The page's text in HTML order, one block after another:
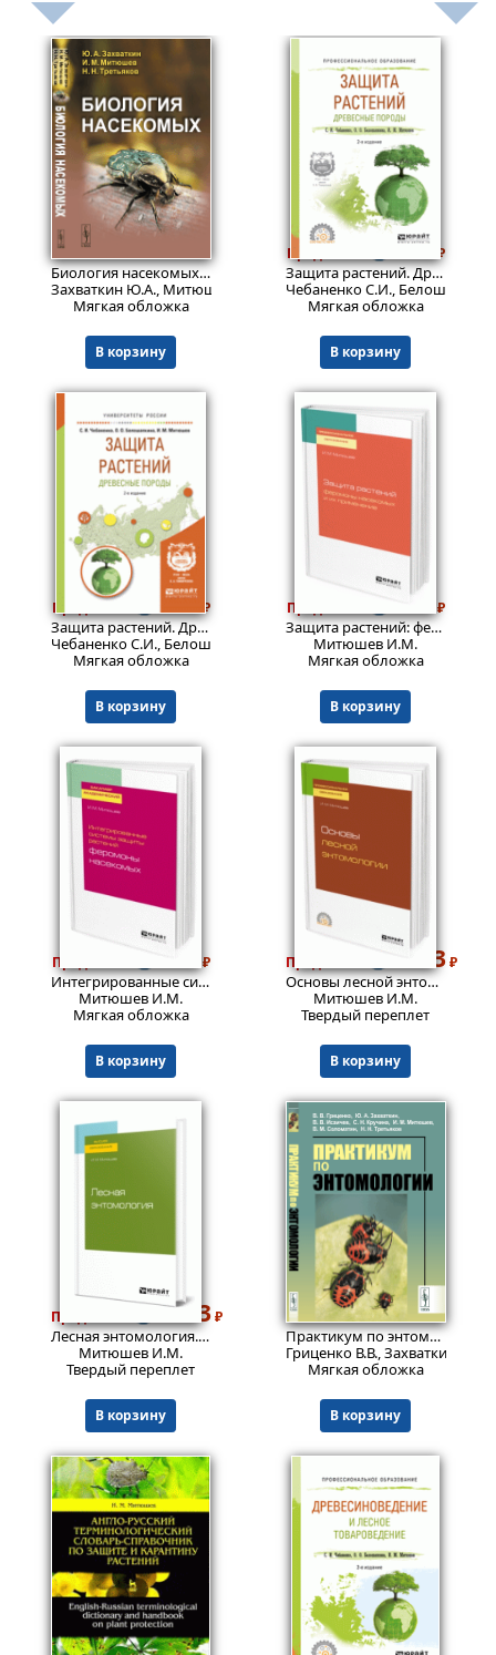
Биология насекомых.Изд. стереотип.
Захваткин Ю.А., Митюшев И.М., Третьяков Н.Н.
Мягкая обложка
В корзину
Пред.заказ! 738 ₽
Защита растений. Древесные породы 2-е изд. , испр. И доп. Учебное пособие для спо. Учебное пособие.
Чебаненко С.И.,
Мягкая обложка
В корзину
Пред.заказ! 738 ₽
Защита растений. Древесные породы 2-е изд. , испр. И доп. Учебное пособие для вузов. Учебное пособие.
Чебаненко С.И., Белошапкина О.О., Митюшев И.М.
Мягкая обложка
В корзину
Пред.заказ! 676 ₽
Защита растений: феромоны насекомых и их применение. Учебное пособие для спо. Учебное пособие
Митюшев И.М.
Мягкая обложка
В корзину
Пред.заказ! 676 ₽
Интегрированные системы защиты растений: феромоны насекомых. Учебное пособие для академического бакалавриата. Учебное пособие
Митюшев И.М.
Мягкая обложка
В корзину
Пред.заказ! 1323₽
Основы лесной энтомологии. Учебное пособие для спо. Учебное пособие
Митюшев И.М.
Твердый переплет
В корзину
Пред.заказ! 1323₽
Лесная энтомология. Учебное пособие для вузов
Митюшев И.М.
Твердый переплет
В корзину
1162₽
Практикум по энтомологии.
Гриценко В.В., Захваткин
Мягкая обложка
В корзину